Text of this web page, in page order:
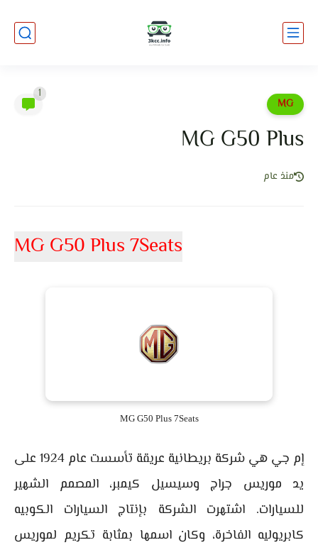
MG
1
MG G50 Plus
منذ عام
MG G50 Plus 7Seats
MG G50 Plus 7Seats
إم جي هي شركة بريطانية عريقة تأسست عام 1924 على
يد موريس جراج وسيسيل كيمبر، المصمم الشهير
للسيارات. اشتهرت الشركة بإنتاج السيارات الكوبيه
كابريوليه الفاخرة، وكان اسمها بمثابة تكريم لموريس